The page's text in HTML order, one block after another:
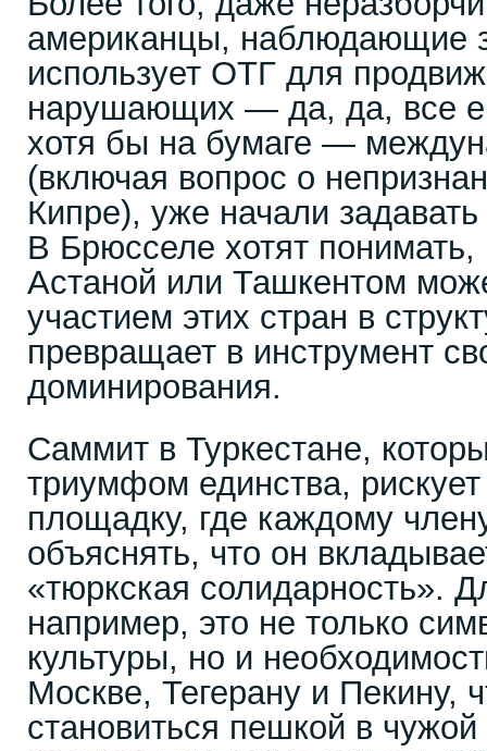
американцы, наблюдающие
использует ОТГ для
нарушающих — да, да, все
хотя бы на бумаге —
(включая вопрос о
Кипре), уже начали
В Брюсселе хотят понимать,
Астаной или Ташкентом
участием этих стран в
превращает в инструмент
доминирования.
Саммит в Туркестане,
триумфом единства, рискует
площадку, где каждому
объяснять, что он
«тюркская солидарность».
например, это не только
культуры, но и
Москве, Тегерану и Пекину,
становиться пешкой в